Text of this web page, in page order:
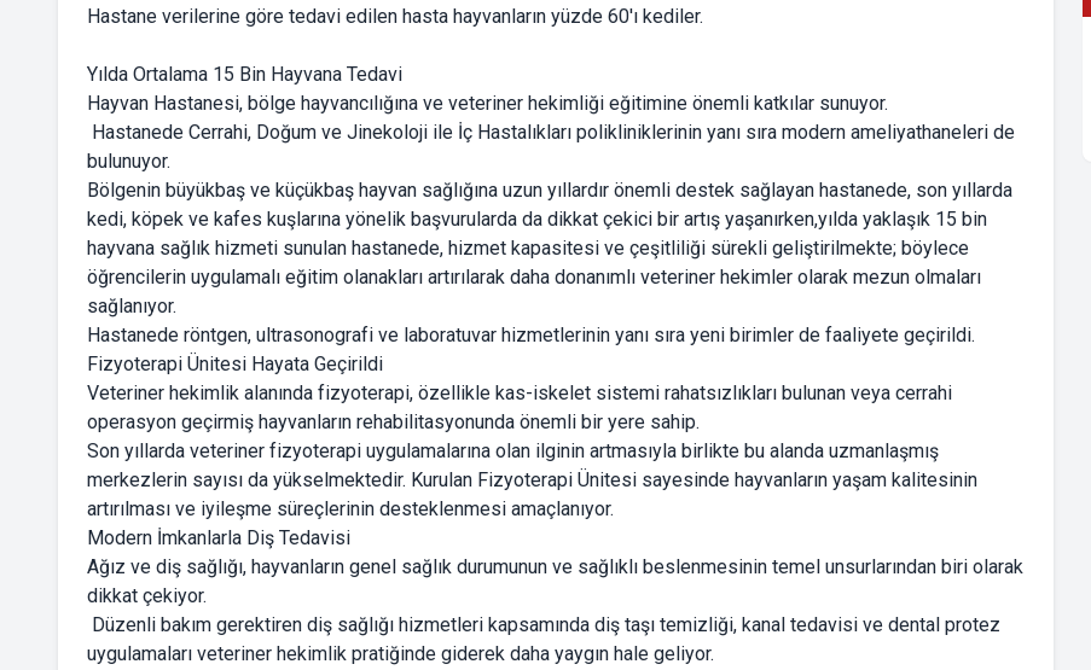
Hastane verilerine göre tedavi edilen hasta hayvanların yüzde 60'ı kediler.
Yılda Ortalama 15 Bin Hayvana Tedavi
Hayvan Hastanesi, bölge hayvancılığına ve veteriner hekimliği eğitimine önemli katkılar sunuyor.
Hastanede Cerrahi, Doğum ve Jinekoloji ile İç Hastalıkları polikliniklerinin yanı sıra modern ameliyathaneleri de
bulunuyor.
Bölgenin büyükbaş ve küçükbaş hayvan sağlığına uzun yıllardır önemli destek sağlayan hastanede, son yıllarda
kedi, köpek ve kafes kuşlarına yönelik başvurularda da dikkat çekici bir artış yaşanırken,yılda yaklaşık 15 bin
hayvana sağlık hizmeti sunulan hastanede, hizmet kapasitesi ve çeşitliliği sürekli geliştirilmekte; böylece
öğrencilerin uygulamalı eğitim olanakları artırılarak daha donanımlı veteriner hekimler olarak mezun olmaları
sağlanıyor.
Hastanede röntgen, ultrasonografi ve laboratuvar hizmetlerinin yanı sıra yeni birimler de faaliyete geçirildi.
Fizyoterapi Ünitesi Hayata Geçirildi
Veteriner hekimlik alanında fizyoterapi, özellikle kas-iskelet sistemi rahatsızlıkları bulunan veya cerrahi
operasyon geçirmiş hayvanların rehabilitasyonunda önemli bir yere sahip.
Son yıllarda veteriner fizyoterapi uygulamalarına olan ilginin artmasıyla birlikte bu alanda uzmanlaşmış
merkezlerin sayısı da yükselmektedir. Kurulan Fizyoterapi Ünitesi sayesinde hayvanların yaşam kalitesinin
artırılması ve iyileşme süreçlerinin desteklenmesi amaçlanıyor.
Modern İmkanlarla Diş Tedavisi
Ağız ve diş sağlığı, hayvanların genel sağlık durumunun ve sağlıklı beslenmesinin temel unsurlarından biri olarak
dikkat çekiyor.
Düzenli bakım gerektiren diş sağlığı hizmetleri kapsamında diş taşı temizliği, kanal tedavisi ve dental protez
uygulamaları veteriner hekimlik pratiğinde giderek daha yaygın hale geliyor.